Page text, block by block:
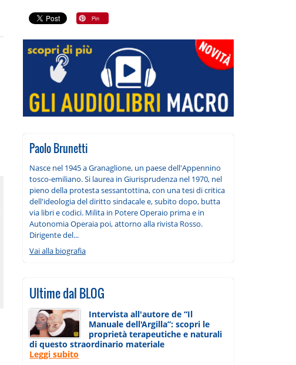
Paolo Brunetti
Nasce nel 1945 a Granaglione, un paese dell'Appennino
tosco-emiliano. Si laurea in Giurisprudenza nel 1970, nel
pieno della protesta sessantottina, con una tesi di critica
dell'ideologia del diritto sindacale e, subito dopo, butta
via libri e codici. Milita in Potere Operaio prima e in
Autonomia Operaia poi, attorno alla rivista Rosso.
Dirigente del...
Vai alla biografia
Ultime dal BLOG
Intervista all'autore de “Il
Manuale dell'Argilla”: scopri le
proprietà terapeutiche e naturali
di questo straordinario materiale
Leggi subito